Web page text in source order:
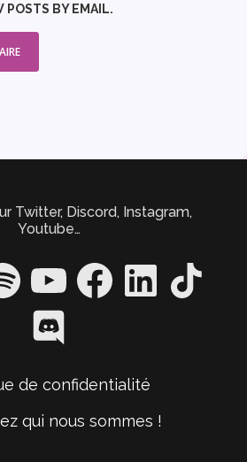
POSTS BY EMAIL.
Twitter, Discord, Instagram,
Youtube…
YouTube FacebookLinkedIn TikTok
Discord
de confidentialité
qui nous sommes !